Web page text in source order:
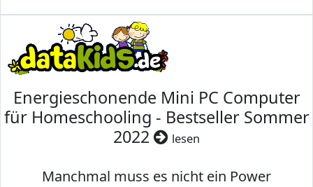
Energieschonende Mini PC Computer
für Homeschooling - Bestseller Sommer
2022
lesen
Manchmal muss es nicht ein Power